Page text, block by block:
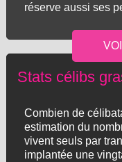
réserve aussi ses
Stats célibs
Combien de
estimation du
vivent seuls par
implantée une